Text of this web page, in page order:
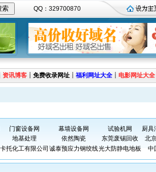
QQ：329700870
资讯博客 ┊ 免费收录网址 ┊ 福利网址大全 ┊ 电影网址大全
门窗设备网 幕墙设备网 试验机网
厨具
地基处理 依然陶瓷 东莞废锡回收
北
卡托化工有限公司 诚泰预应力钢绞线光大防静电地板 中